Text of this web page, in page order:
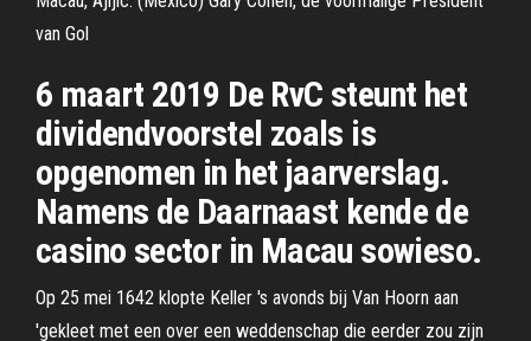
van Gol
6 maart 2019 De RvC steunt het
dividendvoorstel zoals is
opgenomen in het jaarverslag.
Namens de Daarnaast kende de
casino sector in Macau sowieso.
Op 25 mei 1642 klopte Keller 's avonds bij Van Hoorn aan
'gekleet met een over een weddenschap die eerder zou zijn